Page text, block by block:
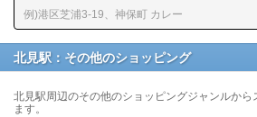
北見駅：その他のショッピング
北見駅周辺のその他のショッピングジャンルから
ます。